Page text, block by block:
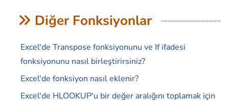
Diğer Fonksiyonlar
Excel'de Transpose fonksiyonunu ve If ifadesi
fonksiyonunu nasıl birleştirirsiniz?
Excel'de fonksiyon nasıl eklenir?
Excel'de HLOOKUP'u bir değer aralığını toplamak için